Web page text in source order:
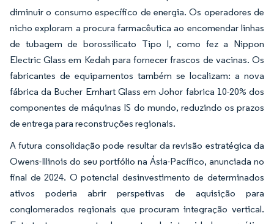
diminuir o consumo específico de energia. Os operadores de
nicho exploram a procura farmacêutica ao encomendar linhas
de tubagem de borossilicato Tipo I, como fez a Nippon
Electric Glass em Kedah para fornecer frascos de vacinas. Os
fabricantes de equipamentos também se localizam: a nova
fábrica da Bucher Emhart Glass em Johor fabrica 10-20% dos
componentes de máquinas IS do mundo, reduzindo os prazos
de entrega para reconstruções regionais.
A futura consolidação pode resultar da revisão estratégica da
Owens-Illinois do seu portfólio na Ásia-Pacífico, anunciada no
final de 2024. O potencial desinvestimento de determinados
ativos poderia abrir perspetivas de aquisição para
conglomerados regionais que procuram integração vertical.